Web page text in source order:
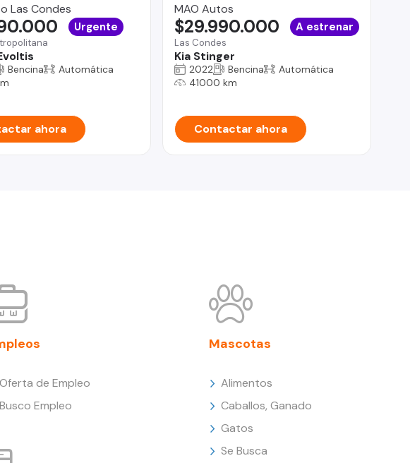
Las Condes
Urgente
Bencina
Automática
ahora
MAO Autos
Las Condes
Kia Stinger
$29.990.000 A estrenar
2022 Bencina
Automática
41000 km
Contactar ahora
Oferta de Empleo
Busco Empleo
Mascotas
Alimentos
Caballos, Ganado
Gatos
Se Busca